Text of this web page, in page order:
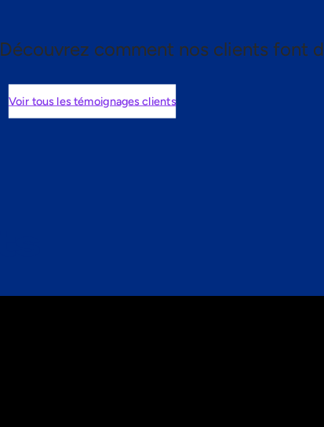
Découvrez comment nos clients font
Voir tous les témoignages clients